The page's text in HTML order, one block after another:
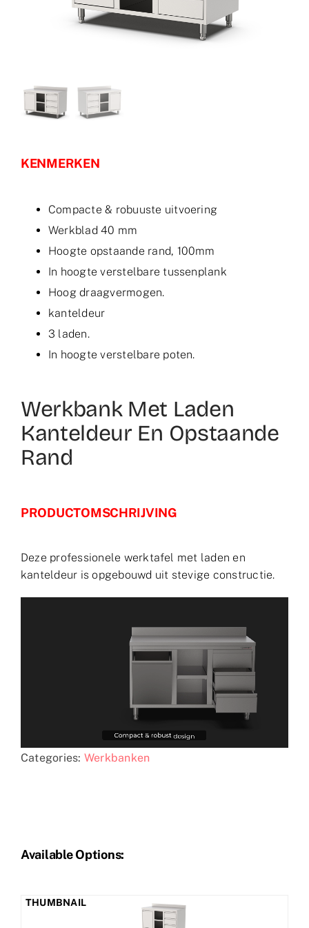
Partner worden
KENMERKEN
Compacte & robuuste uitvoering
Werkblad 40 mm
Hoogte opstaande rand, 100mm
In hoogte verstelbare tussenplank
Hoog draagvermogen.
kanteldeur
3 laden.
In hoogte verstelbare poten.
Werkbank Met Laden
Kanteldeur En Opstaande
Rand
PRODUCTOMSCHRIJVING
Deze professionele werktafel met laden en
kanteldeur is opgebouwd uit stevige constructie.
Categories: Werkbanken
Available Options: